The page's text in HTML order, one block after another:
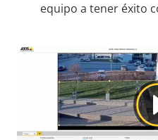
equipo a tener éxito